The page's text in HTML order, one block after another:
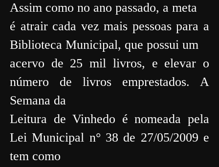
Assim como no ano passado, a meta
é atrair cada vez mais pessoas para a
Biblioteca Municipal, que possui um
acervo de 25 mil livros, e elevar o
número de livros emprestados. A
Semana da
Leitura de Vinhedo é nomeada pela
Lei Municipal n° 38 de 27/05/2009 e
tem como